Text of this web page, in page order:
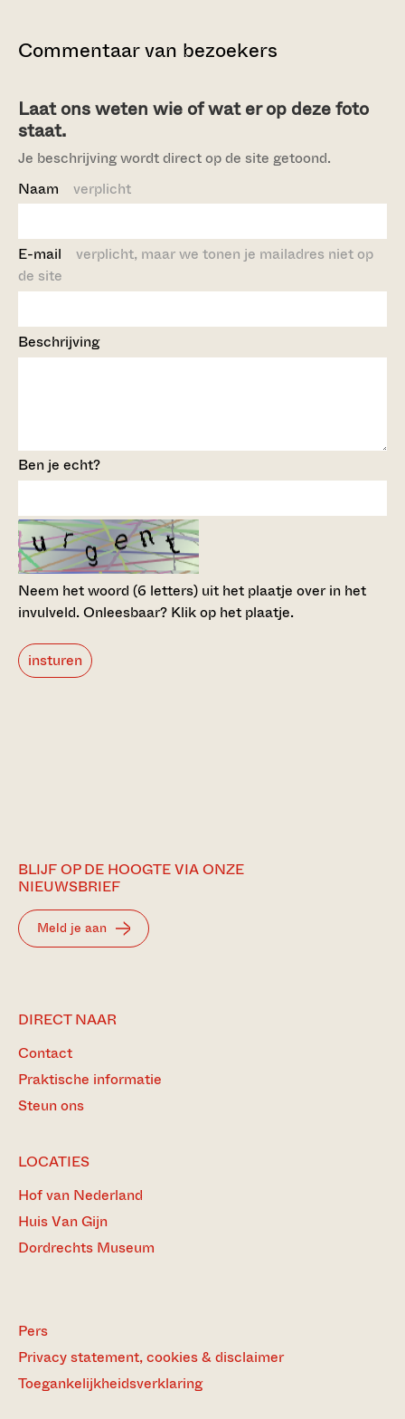
Commentaar van bezoekers
Laat ons weten wie of wat er op deze foto
staat.
Je beschrijving wordt direct op de site getoond.
Naam verplicht
E-mail verplicht, maar we tonen je mailadres niet op
de site
Beschrijving
Ben je echt?
Neem het woord (6 letters) uit het plaatje over in het
invulveld.Onleesbaar? Klik op het plaatje.
insturen
BLIJF OP DE HOOGTE VIA ONZE
NIEUWSBRIEF
Meld je aan
DIRECT NAAR
Contact
Praktische informatie
Steun ons
LOCATIES
Hof van Nederland
Huis Van Gijn
Dordrechts Museum
Pers
Privacy statement, cookies & disclaimer
Toegankelijkheidsverklaring